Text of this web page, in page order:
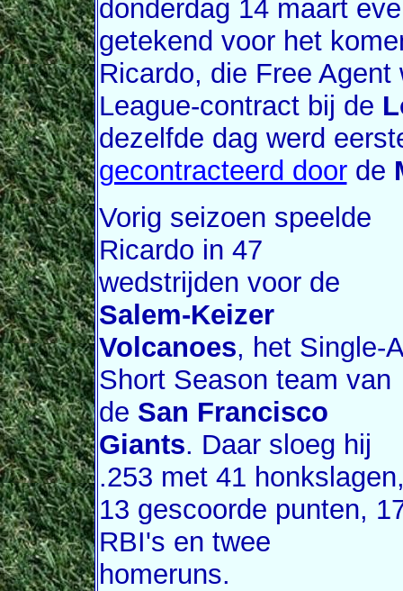
donderdag 14 maart
getekend voor het
Ricardo, die Free
League-contract bij de
dezelfde dag werd
gecontracteerd doorde
Vorig seizoen speelde
Ricardo in 47
wedstrijden voor de
Salem-Keizer
Volcanoes, het Single-A
Short Season team van
de San Francisco
Giants. Daar sloeg hij
.253 met 41
13 gescoorde punten,
RBI's en twee
homeruns.